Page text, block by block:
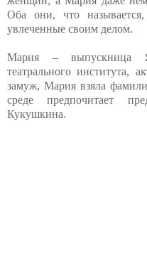
Оба они, что
увлеченные своим делом.
Мария – выпускница
театрального института,
замуж, Мария взяла
среде предпочитает
Кукушкина.